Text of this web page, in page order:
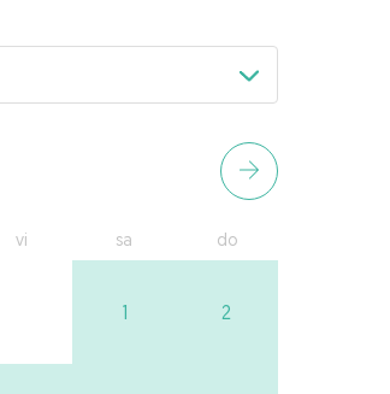
vi sa do
1 2